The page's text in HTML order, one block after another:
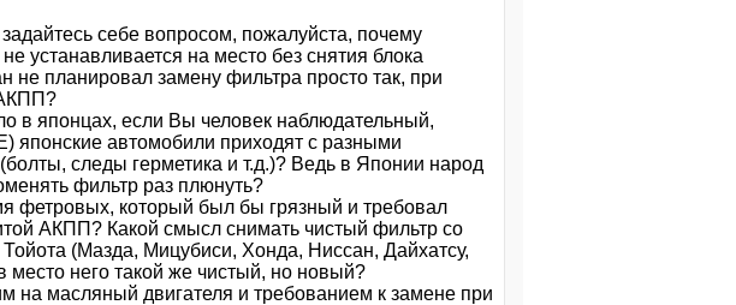
себе вопросом, пожалуйста, почему
устанавливается на место без снятия блока
не планировал замену фильтра просто так, при
в японцах, если Вы человек наблюдательный,
японские автомобили приходят с разными
следы герметика и т.д.)? Ведь в Японии народ
фильтр раз плюнуть?
фетровых, который был бы грязный и требовал
АКПП? Какой смысл снимать чистый фильтр со
(Мазда, Мицубиси, Хонда, Ниссан, Дайхатсу,
место него такой же чистый, но новый?
на масляный двигателя и требованием к замене при